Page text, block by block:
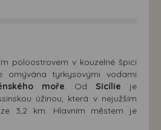
poloostrovem v kouzelné špici
omývána tyrkysovými vodami
moře. Od Sicílie je
úžinou, která v nejužším
3,2 km. Hlavním městem je